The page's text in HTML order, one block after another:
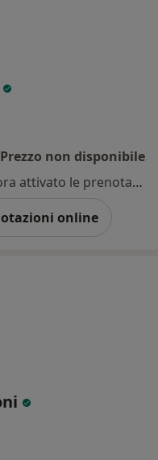
Prezzo non disponibile
Questo dottore non ha ancora attivato le prenotazioni online presso questo indirizzo.
online